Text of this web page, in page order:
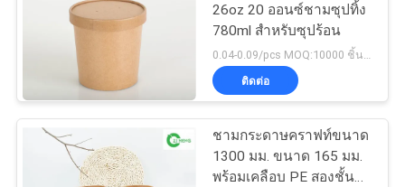
ข่าว
ชามกระดาษเคลือบสี
แดงดำ
24
26oz 20 ออนซ์ชามซุปทิ้ง
780ml สำหรับซุปร้อน
0.04-0.09/pcs MOQ:10000 ชิ้นต่อขนาด
ติดต่อ
ชามกระดาษคราฟท์ขนาด
1300 มม. ขนาด 165 มม.
พร้อมเคลือบ PE สองชั้น